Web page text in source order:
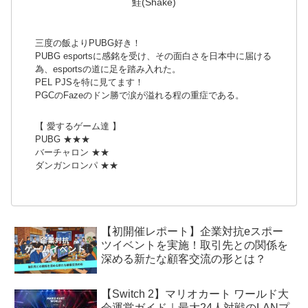
三度の飯よりPUBG好き！
PUBG esportsに感銘を受け、その面白さを日本中に届ける
為、esportsの道に足を踏み入れた。
PEL PJSを特に見てます！
PGCのFazeのドン勝で涙が溢れる程の重症である。
【 愛するゲーム達 】
PUBG ★★★
バーチャロン ★★
ダンガンロンパ ★★
【初開催レポート】企業対抗eスポー
ツイベントを実施！取引先との関係を
深める新たな顧客交流の形とは？
【Switch 2】マリオカート ワールド大